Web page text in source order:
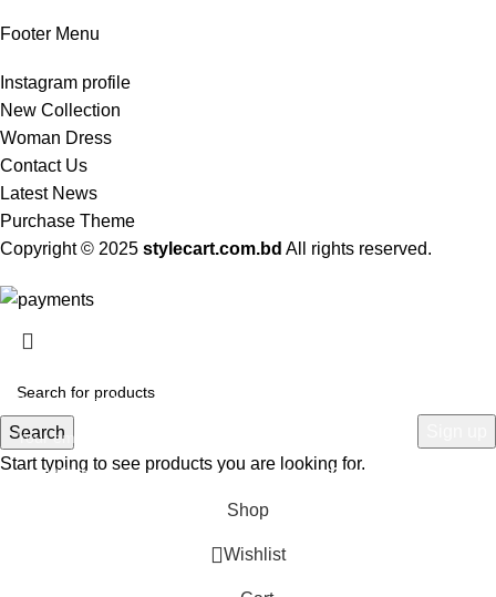
Footer Menu
Instagram profile
New Collection
Woman Dress
Contact Us
Latest News
Purchase Theme
Copyright © 2025 stylecart.com.bd All rights reserved.
Search
Start typing to see products you are looking for.
Be the first to learn about our latest trends and get exclusive offers
Will be used in accordance with ourPrivacy Policy
Shop
Wishlist